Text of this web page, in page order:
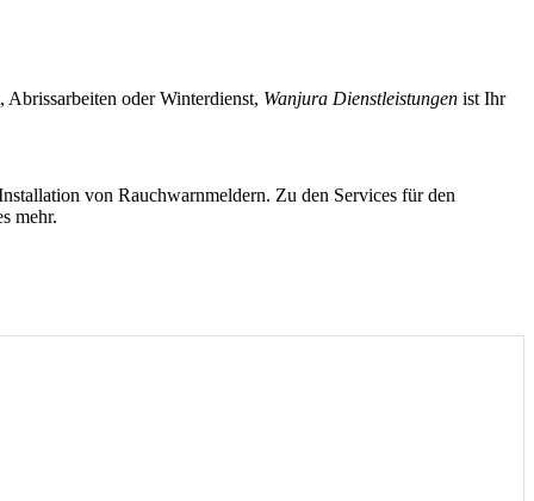
oder Winterdienst, Wanjura Dienstleistungen ist Ihr
von Rauchwarnmeldern. Zu den Services für den
mehr.